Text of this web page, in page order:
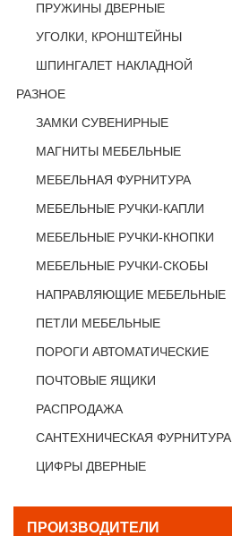
ПРУЖИНЫ ДВЕРНЫЕ
УГОЛКИ, КРОНШТЕЙНЫ
ШПИНГАЛЕТ НАКЛАДНОЙ
РАЗНОЕ
ЗАМКИ СУВЕНИРНЫЕ
МАГНИТЫ МЕБЕЛЬНЫЕ
МЕБЕЛЬНАЯ ФУРНИТУРА
МЕБЕЛЬНЫЕ РУЧКИ-КАПЛИ
МЕБЕЛЬНЫЕ РУЧКИ-КНОПКИ
МЕБЕЛЬНЫЕ РУЧКИ-СКОБЫ
НАПРАВЛЯЮЩИЕ МЕБЕЛЬНЫЕ
ПЕТЛИ МЕБЕЛЬНЫЕ
ПОРОГИ АВТОМАТИЧЕСКИЕ
ПОЧТОВЫЕ ЯЩИКИ
РАСПРОДАЖА
САНТЕХНИЧЕСКАЯ ФУРНИТУРА
ЦИФРЫ ДВЕРНЫЕ
ПРОИЗВОДИТЕЛИ